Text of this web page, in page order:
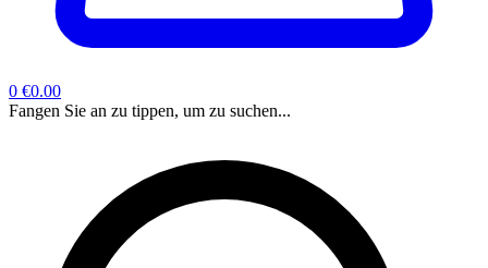
0 €0.00
Fangen Sie an zu tippen, um zu suchen...